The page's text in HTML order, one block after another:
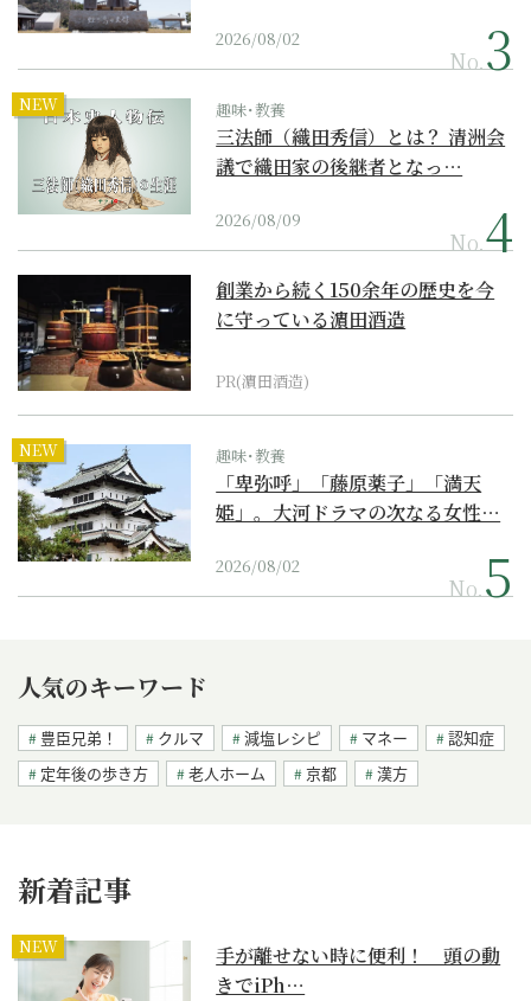
2026/08/02
No.
NEW 趣味･教養
三法師（織田秀信）とは？ 清洲会
議で織田家の後継者となっ…
2026/08/09
No.
創業から続く150余年の歴史を今
に守っている濵田酒造
PR(濵田酒造)
NEW 趣味･教養
「卑弥呼」「藤原薬子」「満天
姫」。大河ドラマの次なる女性…
2026/08/02
No.
人気のキーワード
豊臣兄弟！ クルマ 減塩レシピ マネー
認知症
定年後の歩き方
老人ホーム 京都 漢方
新着記事
NEW
手が離せない時に便利！ 頭の動
きでiPh…